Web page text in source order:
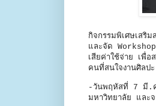
กิจกรรมพิเศษเสริ
และจัด
เสียค่าใช้จ่าย เพื่
คนที่สนใจงานศิลป
-วันพฤหัสที่ 7 มี.ค.
มหาวิทยาลัย และ